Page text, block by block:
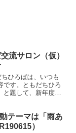
流サロン（仮）
ひろばは、いつも
です。ともだちひろ
と題して、新年度の
内容をご確認のう
し込...
テーマは「雨あ
）